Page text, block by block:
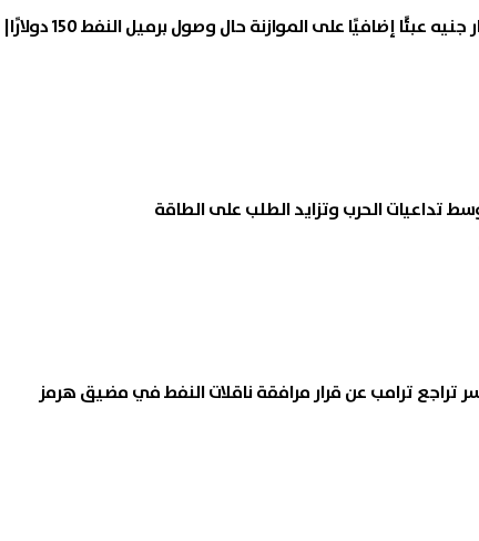
شعبة البترول: 300 مليار جنيه عبئًا إضافيًا على الموازنة حال وصول برميل النفط 150 دولارًا|
تداعيات الحرب وتزايد الطلب على الطاقة
تراجع ترامب عن قرار مرافقة ناقلات النفط في مضيق هرمز